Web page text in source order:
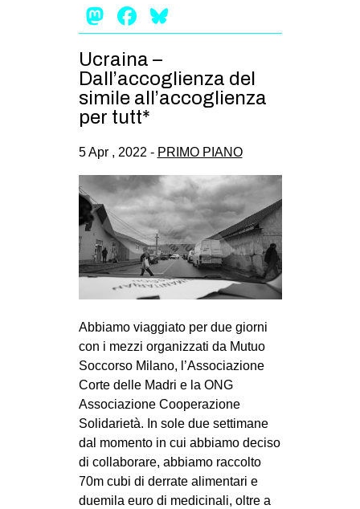
Mastodon
Facebook
Ucraina –
Dall’accoglienza del
simile all’accoglienza
per tutt*
5 Apr , 2022 - PRIMO PIANO
Abbiamo viaggiato per due giorni
con i mezzi organizzati da Mutuo
Soccorso Milano, l’Associazione
Corte delle Madri e la ONG
Associazione Cooperazione
Solidarietà. In sole due settimane
dal momento in cui abbiamo deciso
di collaborare, abbiamo raccolto
70m cubi di derrate alimentari e
duemila euro di medicinali, oltre a